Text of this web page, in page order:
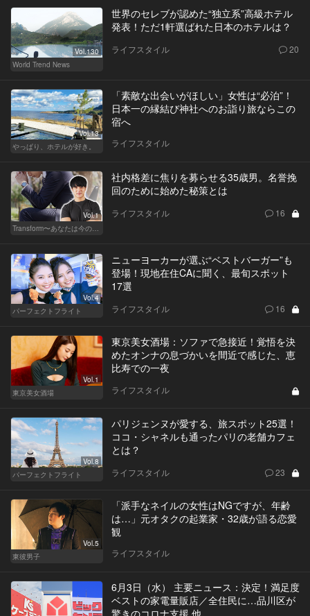
Vol.130
World Trend News
世界のセレブが認めた“独立系”高級ホテル
発表！ただ1軒選ばれた日本のホテルは？
ライフスタイル 20
Vol.13
やっぱり、ホテルが好き。
「素敵な出会いがほしい」女性は“必泊”！
日本一の縁結び神社へのお詣り旅ならこの
宿へ
ライフスタイル
Vol.1
Transform〜あなたは今の自分に満足してますか？〜
社内格差に焦りを募らせる35歳男。名誉挽
回のために始めた秘策とは
ライフスタイル 16
Vol.4
パーフェクトフライト
ニューヨーカーが選ぶ“ベストバーガー”も
登場！現地在住CAに聞く、最旬スポット
17選
ライフスタイル 16
Vol.1
東京美女酒場
東京美女酒場：ソファで急接近！覚悟を決
めたオンナの息づかいを間近で感じた、恵
比寿での一夜
ライフスタイル
Vol.8
パーフェクトフライト
パリジェンヌが愛する、旅スポット25選！
ココ・シャネルも通ったパリの老舗カフェ
とは？
ライフスタイル 23
Vol.5
東彼男子
「派手なネイルの女性はNGですが、年齢
は…」元オタクの起業家・32歳が語る恋愛
観
ライフスタイル
6月3日（水） 主要ニュース：決定！満足度
ベストの家電量販店／全住民に…品川区が
驚きのコロナ支援 他